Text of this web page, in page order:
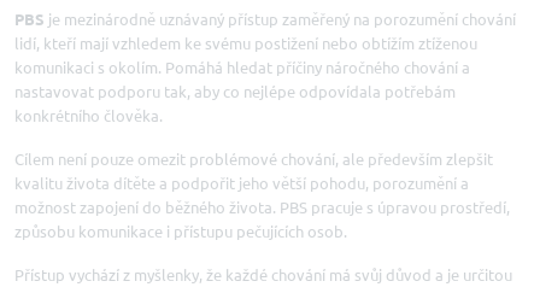
PBS je mezinárodně uznávaný přístup zaměřený na porozumění chování
lidí, kteří mají vzhledem ke svému postižení nebo obtížím ztíženou
komunikaci s okolím. Pomáhá hledat příčiny náročného chování a
nastavovat podporu tak, aby co nejlépe odpovídala potřebám
konkrétního člověka.
Cílem není pouze omezit problémové chování, ale především zlepšit
kvalitu života dítěte a podpořit jeho větší pohodu, porozumění a
možnost zapojení do běžného života. PBS pracuje s úpravou prostředí,
způsobu komunikace i přístupu pečujících osob.
Přístup vychází z myšlenky, že každé chování má svůj důvod a je určitou